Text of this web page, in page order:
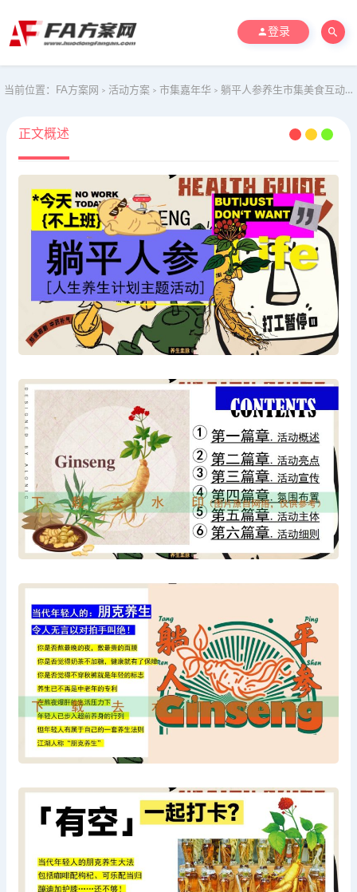
登录
当前位置： FA方案网 > 活动方案 > 市集嘉年华 > 躺平人参养生市集美食互动体验冬季嘉年华活动策划方案
正文概述